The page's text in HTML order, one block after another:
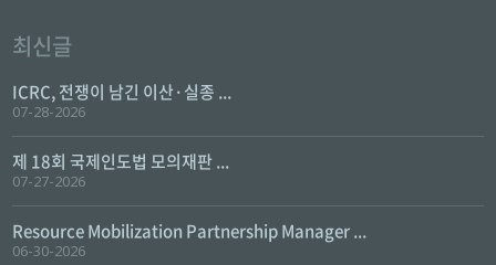
최신글
ICRC, 전쟁이 남긴 이산·실종 ...
07-28-2026
제 18회 국제인도법 모의재판 ...
07-27-2026
Resource Mobilization Partnership Manager ...
06-30-2026